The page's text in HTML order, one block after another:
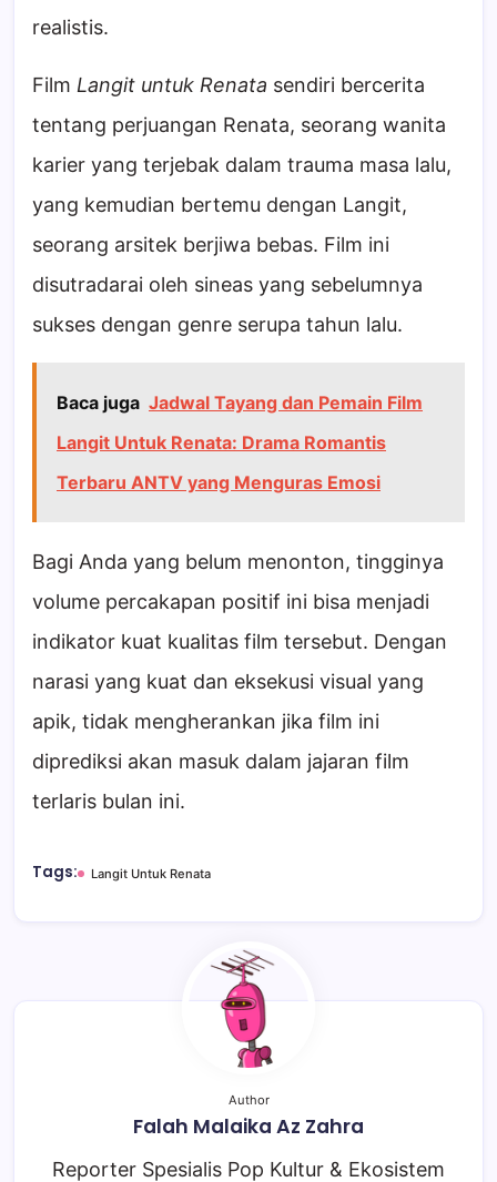
realistis.
Film Langit untuk Renata sendiri bercerita
tentang perjuangan Renata, seorang wanita
karier yang terjebak dalam trauma masa lalu,
yang kemudian bertemu dengan Langit,
seorang arsitek berjiwa bebas. Film ini
disutradarai oleh sineas yang sebelumnya
sukses dengan genre serupa tahun lalu.
Baca juga Jadwal Tayang dan Pemain Film
Langit Untuk Renata: Drama Romantis
Terbaru ANTV yang Menguras Emosi
Bagi Anda yang belum menonton, tingginya
volume percakapan positif ini bisa menjadi
indikator kuat kualitas film tersebut. Dengan
narasi yang kuat dan eksekusi visual yang
apik, tidak mengherankan jika film ini
diprediksi akan masuk dalam jajaran film
terlaris bulan ini.
Tags: Langit Untuk Renata
Author
Falah Malaika Az Zahra
Reporter Spesialis Pop Kultur & Ekosistem